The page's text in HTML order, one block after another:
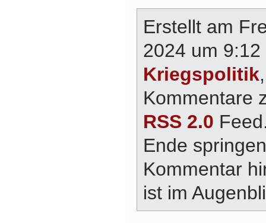
Erstellt am
2024 um
Kriegspolitik
Kommentare
RSS 2.0
Ende
Kommentar
ist im